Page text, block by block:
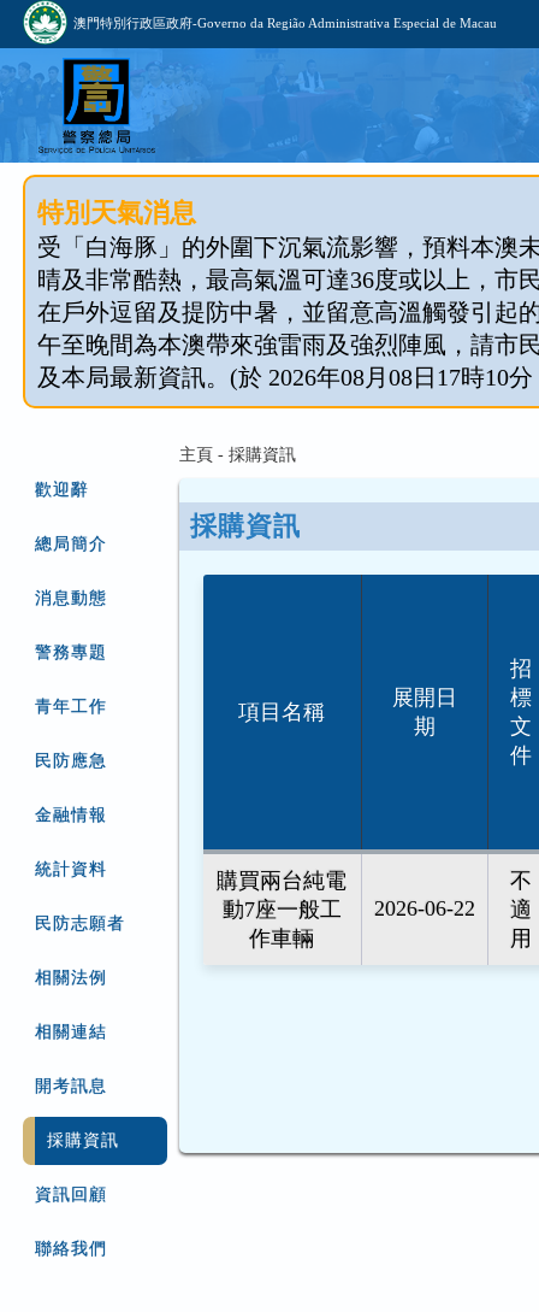
澳門特別行政區政府-Governo da Região Administrativa Especial de Macau
特別天氣消息
受「白海豚」的外圍下沉氣流影響，預料本澳
晴及非常酷熱，最高氣溫可達36度或以上，市
在戶外逗留及提防中暑，並留意高溫觸發引起
午至晚間為本澳帶來強雷雨及強烈陣風，請市
及本局最新資訊。(於 2026年08月08日17時10
歡迎辭
總局簡介
消息動態
警務專題
青年工作
民防應急
金融情報
統計資料
民防志願者
相關法例
相關連結
開考訊息
採購資訊
資訊回顧
聯絡我們
主頁 - 採購資訊
採購資訊
項目名稱
展開日
期
招
標
文
件
購買兩台純電
動7座一般工
作車輛
2026-06-22
不
適
用